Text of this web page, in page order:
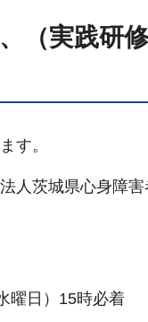
（実践研
す。
人茨城県心身障
曜日）15時必着